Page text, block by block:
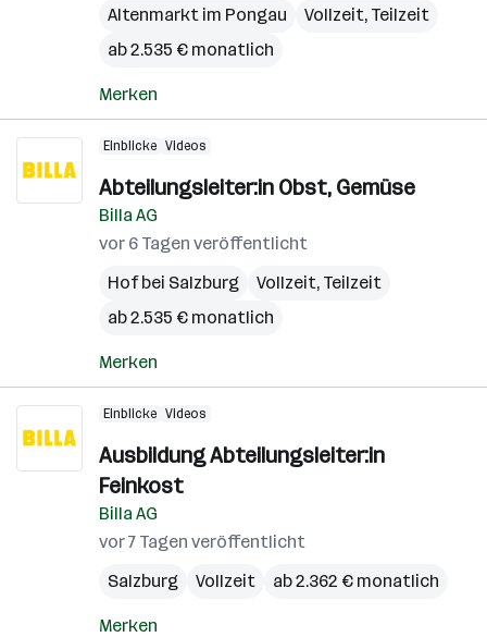
Altenmarkt im Pongau
Vollzeit, Teilzeit
ab 2.535 € monatlich
Merken
Einblicke Videos
Abteilungsleiter:in Obst, Gemüse
Billa AG
vor 6 Tagen veröffentlicht
Hof bei Salzburg
Vollzeit, Teilzeit
ab 2.535 € monatlich
Merken
Einblicke Videos
Ausbildung Abteilungsleiter:in
Feinkost
Billa AG
vor 7 Tagen veröffentlicht
Salzburg
Vollzeit ab 2.362 € monatlich
Merken